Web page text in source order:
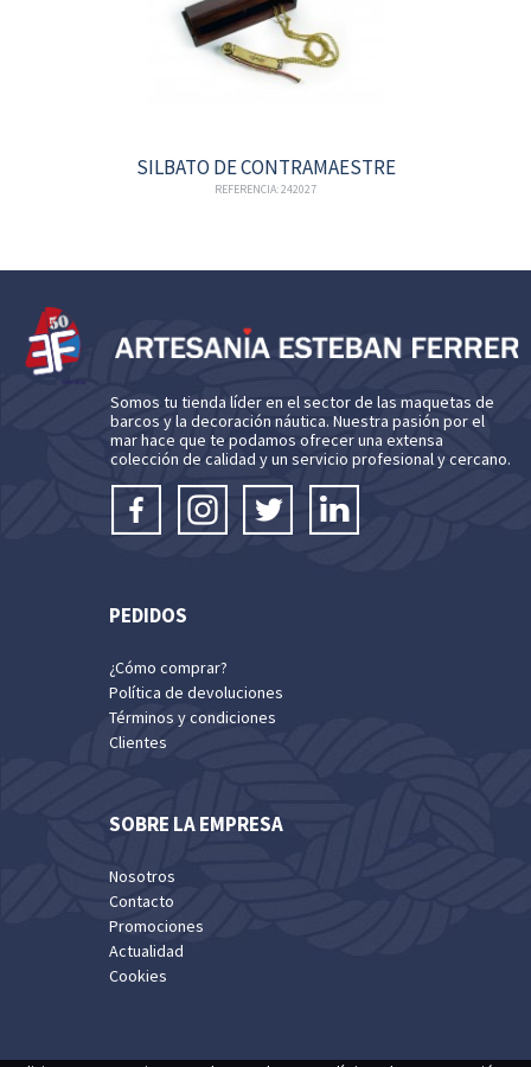
SILBATO DE CONTRAMAESTRE
REFERENCIA: 242027
Somos tu tienda líder en el sector de las maquetas de
barcos y la decoración náutica. Nuestra pasión por el
mar hace que te podamos ofrecer una extensa
colección de calidad y un servicio profesional y cercano.
PEDIDOS
¿Cómo comprar?
Política de devoluciones
Términos y condiciones
Clientes
SOBRE LA EMPRESA
Nosotros
Contacto
Promociones
Actualidad
Cookies